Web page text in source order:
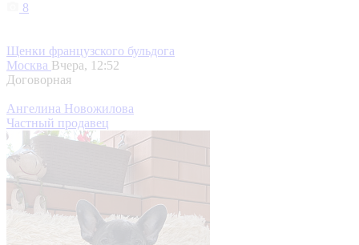
8
Щенки французского бульдога
Москва Вчера, 12:52
Договорная
Ангелина Новожилова
Частный продавец